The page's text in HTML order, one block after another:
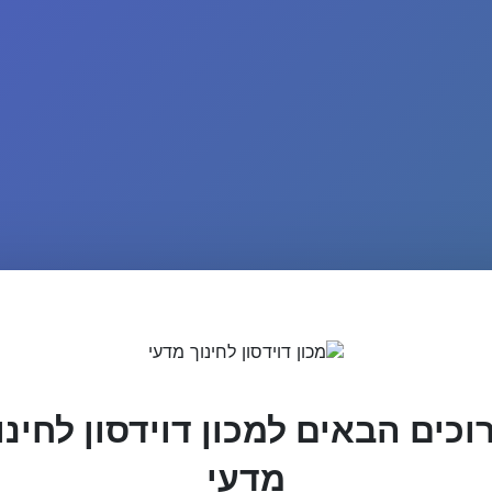
הבאים למכון דוידסון
מדעי